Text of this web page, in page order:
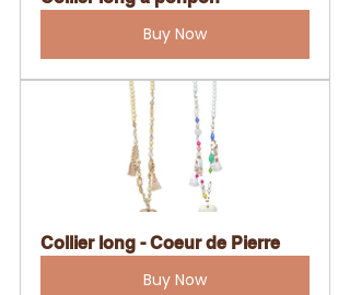
Buy Now
Collier long - Coeur de Pierre
Buy Now